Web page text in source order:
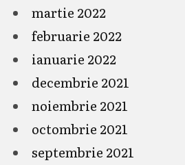
martie 2022
februarie 2022
ianuarie 2022
decembrie 2021
noiembrie 2021
octombrie 2021
septembrie 2021